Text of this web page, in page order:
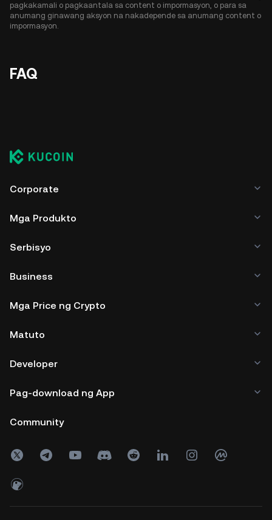
pagkakamali o pagkaantala sa content o impormasyon, o para sa
anumang ginawang aksyon na nakadepende sa anumang content o
impormasyon.
FAQ
Corporate
Mga Produkto
Serbisyo
Business
Mga Price ng Crypto
Matuto
Developer
Pag-download ng App
Community